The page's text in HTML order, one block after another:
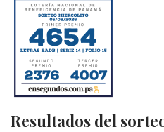
Resultados del